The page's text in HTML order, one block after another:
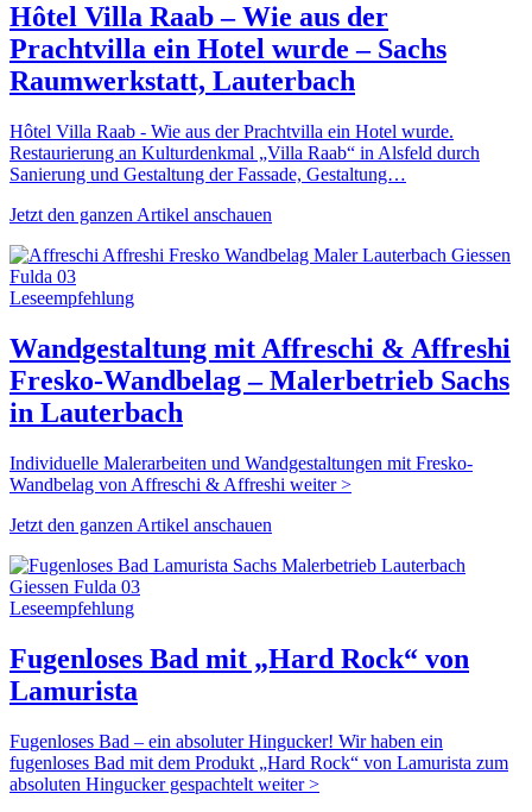
Hôtel Villa Raab – Wie aus der
Prachtvilla ein Hotel wurde – Sachs
Raumwerkstatt, Lauterbach
Hôtel Villa Raab - Wie aus der Prachtvilla ein Hotel wurde.
Restaurierung an Kulturdenkmal „Villa Raab“ in Alsfeld durch
Sanierung und Gestaltung der Fassade, Gestaltung…
Jetzt den ganzen Artikel anschauen
Leseempfehlung
Wandgestaltung mit Affreschi & Affreshi
Fresko-Wandbelag – Malerbetrieb Sachs
in Lauterbach
Individuelle Malerarbeiten und Wandgestaltungen mit Fresko-
Wandbelag von Affreschi & Affreshi weiter >
Jetzt den ganzen Artikel anschauen
Leseempfehlung
Fugenloses Bad mit „Hard Rock“ von
Lamurista
Fugenloses Bad – ein absoluter Hingucker! Wir haben ein
fugenloses Bad mit dem Produkt „Hard Rock“ von Lamurista zum
absoluten Hingucker gespachtelt weiter >